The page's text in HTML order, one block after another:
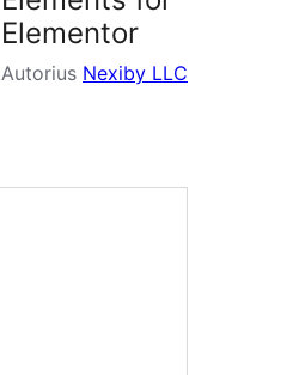
Elementor
Autorius Nexiby LLC